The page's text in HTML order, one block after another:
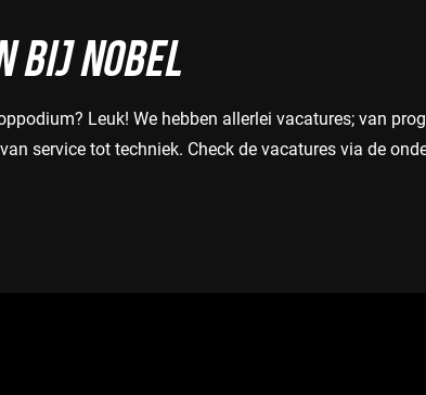
BIJ NOBEL
Leuk! We hebben allerlei vacatures; van
service tot techniek. Check de vacatures via de